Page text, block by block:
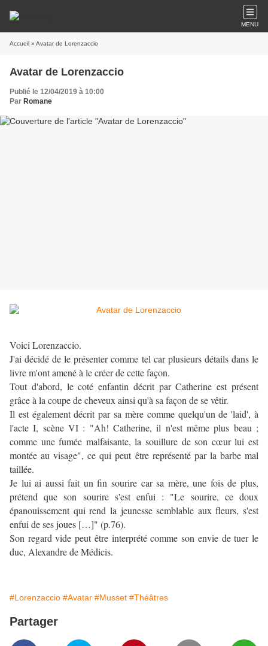
MENU
Accueil » Avatar de Lorenzaccio
Avatar de Lorenzaccio
Publié le 12/04/2019 à 10:00
Par Romane
Voici Lorenzaccio.
J'ai décidé de le présenter comme tel car plusieurs détails dans le
livre m'ont amené à le créer de cette façon.
Tout d'abord, le coté enfantin décrit par Catherine est présent
grâce à la coupe de cheveux ainsi qu'à sa façon de se vêtir.
Il est également décrit par sa mère comme quelqu'un de 'laid', à
l'acte I, scène VI : "Ah! Catherine, il n'est même plus beau ;
comme une fumée malfaisante, la souillure de son cœur lui est
montée au visage", ce qui peut être représenté par la barbe mal
taillée.
Je lui ai aussi fait un fin sourire car sa mère, une fois de plus,
prétend que son sourire s'est enfui : "Le sourire, ce doux
épanouissement qui rend la jeunesse semblable aux fleurs, s'est
enfui de ses joues […]" (p.76).
Son regard vide peut être interprété comme son envie de tuer le
duc, Alexandre de Médicis.
#Lorenzaccio #Avatar #Musset #Théâtres
Partager